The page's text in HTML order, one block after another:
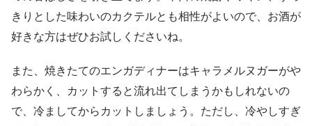
きりとした味わいのカクテルとも相性がよいので、お酒が
好きな方はぜひお試しくださいね。
また、焼きたてのエンガディナーはキャラメルヌガーがや
わらかく、カットすると流れ出てしまうかもしれないの
で、冷ましてからカットしましょう。ただし、冷やしすぎ